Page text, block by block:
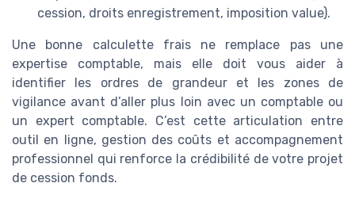
cession, droits enregistrement, imposition value).
Une bonne calculette frais ne remplace pas une
expertise comptable, mais elle doit vous aider à
identifier les ordres de grandeur et les zones de
vigilance avant d’aller plus loin avec un comptable ou
un expert comptable. C’est cette articulation entre
outil en ligne, gestion des coûts et accompagnement
professionnel qui renforce la crédibilité de votre projet
de cession fonds.